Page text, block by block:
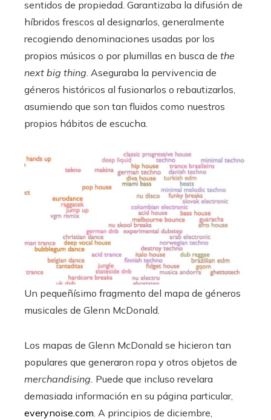
sentidos de propiedad. Garantizaba la difusión de
híbridos frescos al designarlos, generalmente
recogiendo denominaciones usadas por los
propios músicos o por plumillas en busca de the
next big thing . Aseguraba la pervivencia de
géneros históricos al fusionarlos o rebautizarlos,
asumiendo que son tan fluidos como nuestros
propios hábitos de escucha.
Un pequeñísimo fragmento del mapa de géneros
musicales de Glenn McDonald.
Los mapas de Glenn McDonald se hicieron tan
populares que generaron ropa y otros objetos de
merchandising. Puede que incluso revelara
demasiada información en su página particular,
everynoise.com. A principios de diciembre,